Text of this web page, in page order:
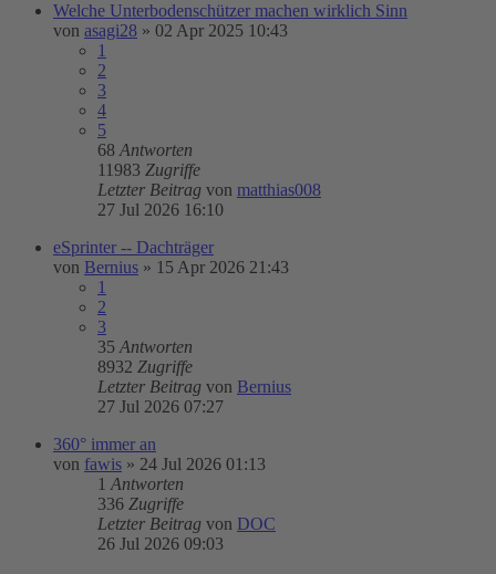
Welche Unterbodenschützer machen wirklich Sinn
von asagi28 » 02 Apr 2025 10:43
1
2
3
4
5
68 Antworten
11983 Zugriffe
Letzter Beitrag von matthias008
27 Jul 2026 16:10
eSprinter -- Dachträger
von Bernius » 15 Apr 2026 21:43
1
2
3
35 Antworten
8932 Zugriffe
Letzter Beitrag von Bernius
27 Jul 2026 07:27
360° immer an
von fawis » 24 Jul 2026 01:13
1 Antworten
336 Zugriffe
Letzter Beitrag von DOC
26 Jul 2026 09:03